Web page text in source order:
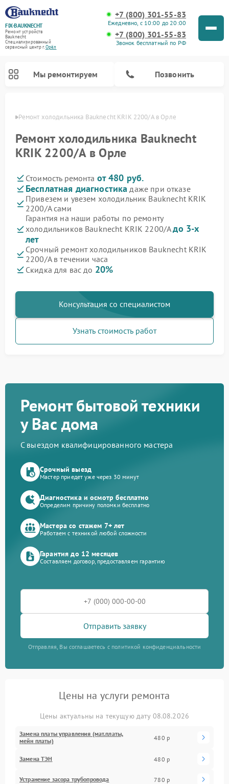
FIX-BAUKNECHT
Ремонт устройств
Bauknecht
Специализированный
cервисный центр г.Орёл
+7 (800) 301-55-83
Ежедневно, с 10:00 до 20:00
+7 (800) 301-55-83
Звонок бесплатный по РФ
Мы ремонтируем Позвонить
Ремонт холодильника Bauknecht KRIK 2200/A в Орле
Ремонт холодильника Bauknecht
KRIK 2200/A в Орле
Стоимость ремонта от 480 руб.
Бесплатная диагностика даже при отказе
Привезем и увезем холодильник Bauknecht KRIK
2200/A сами
Гарантия на наши работы по ремонту
холодильников Bauknecht KRIK 2200/Aдо 3-х
лет
Срочный ремонт холодильников Bauknecht KRIK
2200/A в течении часа
Скидка для вас до 20%
Консультация со специалистом
Узнать стоимость работ
Ремонт бытовой техники
у Вас дома
С выездом квалифицированного мастера
Срочный выезд
Мастер приедет уже через 30 минут
Диагностика и осмотр бесплатно
Определим причину поломки бесплатно
Мастера со стажем 7+ лет
Работаем с техникой любой сложности
Гарантия до 12 месяцев
Составляем договор, предоставляем гарантию
Отправить заявку
Отправляя, Вы соглашаетесь с политикой конфиденциальности
Цены на услуги ремонта
Цены актуальны на текущую дату 08.08.2026
Замена платы управления (мат.платы,
мейн платы)
480 р
Замена ТЭН 480 р
Устранение засора трубопровода 780 р